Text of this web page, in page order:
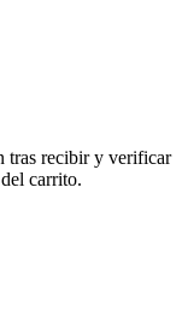
tras recibir y verificar
carrito.